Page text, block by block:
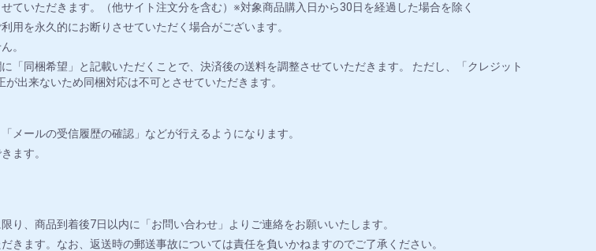
ていただきます。（他サイト注文分を含む）※対象商品購入日から30日を経過した場合を除く
用を永久的にお断りさせていただく場合がございます。
。
同梱希望」と記載いただくことで、決済後の送料を調整させていただきます。 ただし、「クレジット
出来ないため同梱対応は不可とさせていただきます。
メールの受信履歴の確認」などが行えるようになります。
ます。
、商品到着後7日以内に「お問い合わせ」よりご連絡をお願いいたします。
ます。なお、返送時の郵送事故については責任を負いかねますのでご了承ください。